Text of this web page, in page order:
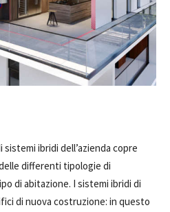
sistemi ibridi dell’azienda copre
differenti tipologie di
di abitazione. I sistemi ibridi di
di nuova costruzione: in questo